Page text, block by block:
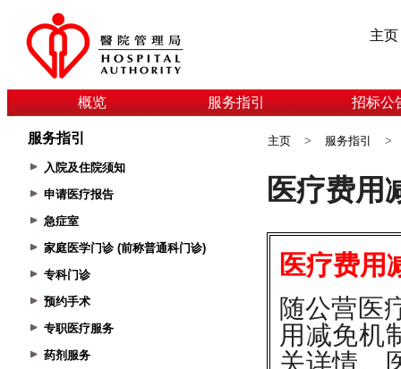
主页
概览 服务指引 招标公
服务指引
入院及住院须知
申请医疗报告
急症室
家庭医学门诊 (前称普通科门诊)
专科门诊
预约手术
专职医疗服务
药剂服务
主页 > 服务指引 >